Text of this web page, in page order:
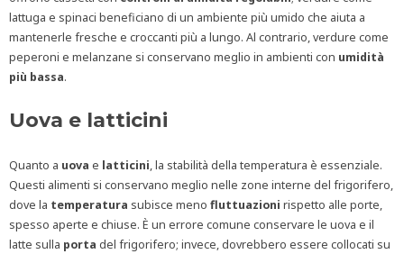
lattuga e spinaci beneficiano di un ambiente più umido che aiuta a
mantenerle fresche e croccanti più a lungo. Al contrario, verdure come
peperoni e melanzane si conservano meglio in ambienti con umidità
più bassa.
Uova e latticini
Quanto a uova e latticini, la stabilità della temperatura è essenziale.
Questi alimenti si conservano meglio nelle zone interne del frigorifero,
dove la temperatura subisce meno fluttuazioni rispetto alle porte,
spesso aperte e chiuse. È un errore comune conservare le uova e il
latte sulla porta del frigorifero; invece, dovrebbero essere collocati su